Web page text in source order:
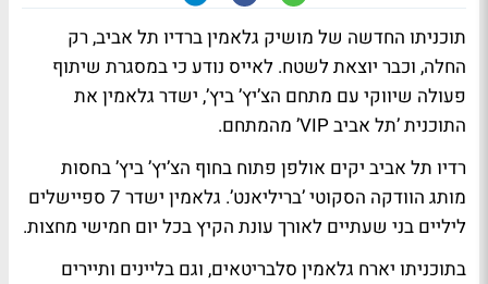
תוכניתו החדשה של מושיק גלאמין ברדיו תל אביב, רק
החלה, וכבר יוצאת לשטח. לאייס נודע כי במסגרת שיתוף
פעולה שיווקי עם מתחם הצ’יץ’ ביץ’, ישדר גלאמין את
התוכנית ’תל אביב VIP’ מהמתחם.
רדיו תל אביב יקים אולפן פתוח בחוף הצ’יץ’ ביץ’ בחסות
מותג הוודקה הסקוטי ’בריליאנט’. גלאמין ישדר 7 ספיישלים
ליליים בני שעתיים לאורך עונת הקיץ בכל יום חמישי מחצות.
בתוכניתו יארח גלאמין סלבריטאים, וגם בליינים ותיירים